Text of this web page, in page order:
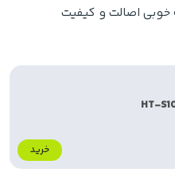
اصالت و کیفیت
خرید